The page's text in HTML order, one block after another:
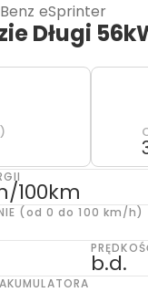
eSprinter
Długi
100km
(od 0 do 100 km/h)
b.d.